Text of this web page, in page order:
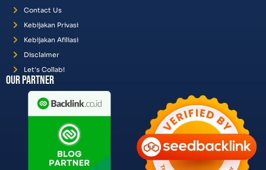
Contact Us
Kebijakan Privasi
Kebijakan Afiliasi
Disclaimer
Let's Collab!
Our Partner